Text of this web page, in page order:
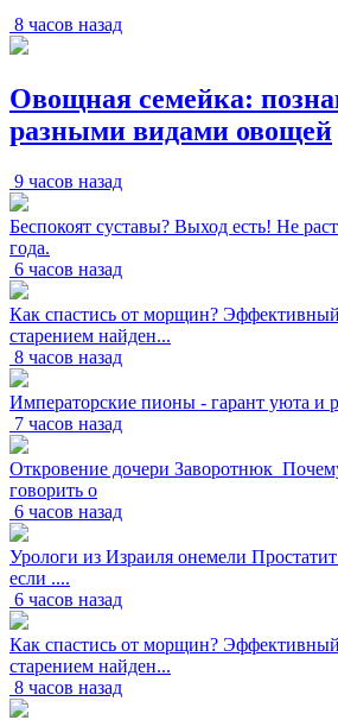
8 часов назад
Овощная семейка:
разными видами овощей
9 часов назад
Беспокоят суставы? Выход есть! Не
года.
6 часов назад
Как спастись от морщин?
старением найден...
8 часов назад
Императорские пионы - гарант уюта и
7 часов назад
Откровение дочери
говорить о
6 часов назад
Урологи из Израиля онемели
если ....
6 часов назад
Как спастись от морщин?
старением найден...
8 часов назад